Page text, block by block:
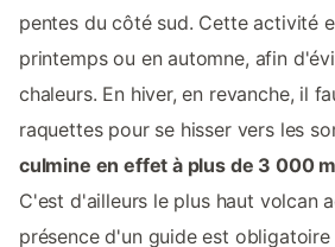
pentes du côté sud. Cette activité
printemps ou en automne, afin
chaleurs. En hiver, en revanche, il
raquettes pour se hisser vers les
culmine en effet à plus de 3 000
C'est d'ailleurs le plus haut volcan
présence d'un guide est